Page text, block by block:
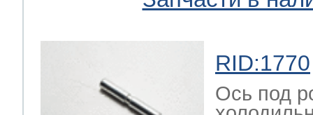
RID:1770
Ось под